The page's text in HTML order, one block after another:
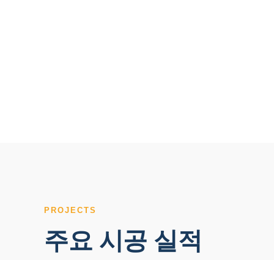
PROJECTS
주요 시공 실적